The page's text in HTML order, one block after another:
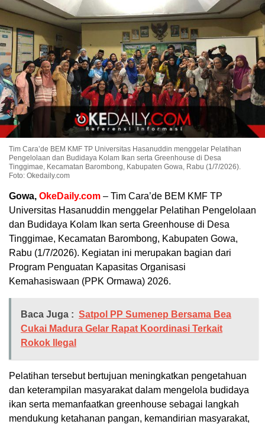
Tim Cara’de BEM KMF TP Universitas Hasanuddin menggelar Pelatihan
Pengelolaan dan Budidaya Kolam Ikan serta Greenhouse di Desa
Tinggimae, Kecamatan Barombong, Kabupaten Gowa, Rabu (1/7/2026).
Foto: Okedaily.com
Gowa, OkeDaily.com – Tim Cara’de BEM KMF TP
Universitas Hasanuddin menggelar Pelatihan Pengelolaan
dan Budidaya Kolam Ikan serta Greenhouse di Desa
Tinggimae, Kecamatan Barombong, Kabupaten Gowa,
Rabu (1/7/2026). Kegiatan ini merupakan bagian dari
Program Penguatan Kapasitas Organisasi
Kemahasiswaan (PPK Ormawa) 2026.
Baca Juga : Satpol PP Sumenep Bersama Bea
Cukai Madura Gelar Rapat Koordinasi Terkait
Rokok Ilegal
Pelatihan tersebut bertujuan meningkatkan pengetahuan
dan keterampilan masyarakat dalam mengelola budidaya
ikan serta memanfaatkan greenhouse sebagai langkah
mendukung ketahanan pangan, kemandirian masyarakat,